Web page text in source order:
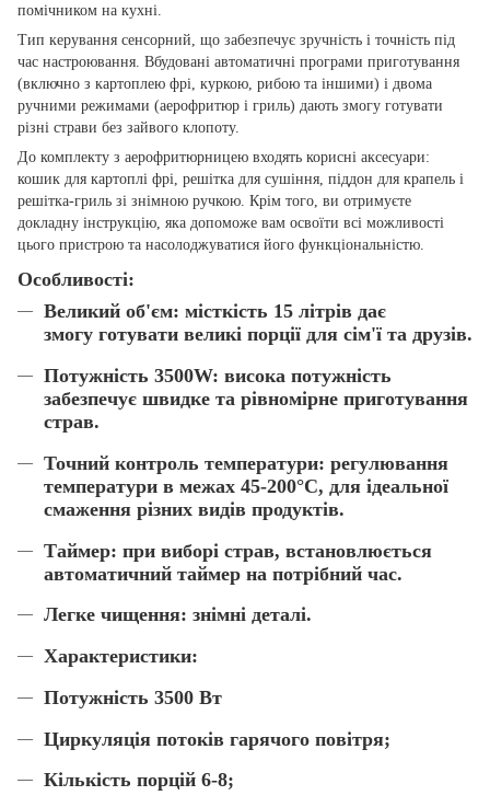
помічником на кухні.
Тип керування сенсорний, що забезпечує зручність і точність під
час настроювання. Вбудовані автоматичні програми приготування
(включно з картоплею фрі, куркою, рибою та іншими) і двома
ручними режимами (аерофритюр і гриль) дають змогу готувати
різні страви без зайвого клопоту.
До комплекту з аерофритюрницею входять корисні аксесуари:
кошик для картоплі фрі, решітка для сушіння, піддон для крапель і
решітка-гриль зі знімною ручкою. Крім того, ви отримуєте
докладну інструкцію, яка допоможе вам освоїти всі можливості
цього пристрою та насолоджуватися його функціональністю.
Особливості:
Великий об'єм: місткість 15 літрів дає
змогу готувати великі порції для сім'ї та друзів.
Потужність 3500W: висока потужність
забезпечує швидке та рівномірне приготування
страв.
Точний контроль температури: регулювання
температури в межах 45-200°C, для ідеальної
смаження різних видів продуктів.
Таймер: при виборі страв, встановлюється
автоматичний таймер на потрібний час.
Легке чищення: знімні деталі.
Характеристики:
Потужність 3500 Вт
Циркуляція потоків гарячого повітря;
Кількість порцій 6-8;